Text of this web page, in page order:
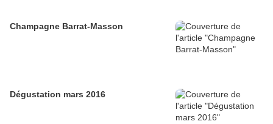
Champagne Barrat-Masson
Dégustation mars 2016